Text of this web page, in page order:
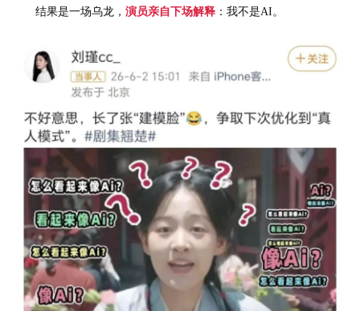
结果是一场乌龙， 演员亲自下场解释 ：我不是AI。